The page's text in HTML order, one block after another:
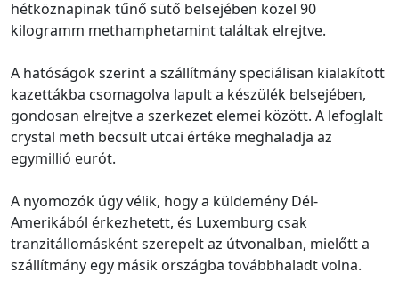
hétköznapinak tűnő sütő belsejében közel 90
kilogramm methamphetamint találtak elrejtve.
A hatóságok szerint a szállítmány speciálisan kialakított
kazettákba csomagolva lapult a készülék belsejében,
gondosan elrejtve a szerkezet elemei között. A lefoglalt
crystal meth becsült utcai értéke meghaladja az
egymillió eurót.
A nyomozók úgy vélik, hogy a küldemény Dél-
Amerikából érkezhetett, és Luxemburg csak
tranzitállomásként szerepelt az útvonalban, mielőtt a
szállítmány egy másik országba továbbhaladt volna.